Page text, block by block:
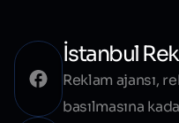
İstanbul
Reklam ajansı,
basılmasına